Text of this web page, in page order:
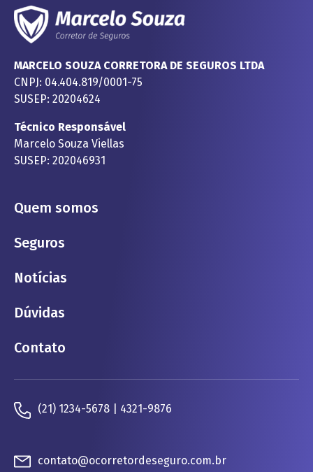
MARCELO SOUZA CORRETORA DE SEGUROS LTDA
CNPJ: 04.404.819/0001-75
SUSEP: 20204624
Técnico Responsável
Marcelo Souza Viellas
SUSEP: 202046931
Quem somos
Seguros
Notícias
Dúvidas
Contato
(21) 1234-5678 | 4321-9876
contato@ocorretordeseguro.com.br